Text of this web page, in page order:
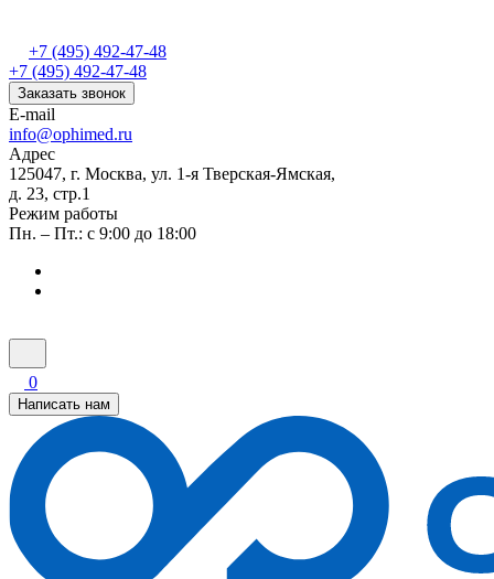
+7 (495) 492-47-48
+7 (495) 492-47-48
Заказать звонок
E-mail
info@ophimed.ru
Адрес
125047, г. Москва, ул. 1-я Тверская-Ямская,
д. 23, стр.1
Режим работы
Пн. – Пт.: с 9:00 до 18:00
0
Написать нам